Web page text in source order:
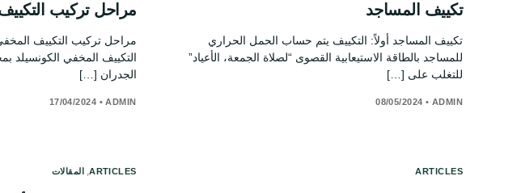
تكييف المساجد
تكييف المساجد أولاً: التكييف يتم حساب الحمل الحراري
للمساجد بالطاقة الاستيعابية القصوى “لصلاة الجمعة، الأعياد”
للتغلب على […]
ADMIN
•
08/05/2024
مراحل تركيب
مراحل تركيب التكييف
التكييف المخفي الكونسيلد
الجدران […]
ADMIN
•
17/04/2024
ARTICLES
ARTICLES
, المقالات